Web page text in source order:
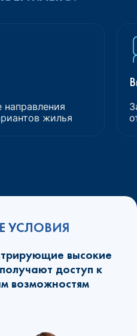
направления
жилья
УСЛОВИЯ
высокие
доступ к
возможностям